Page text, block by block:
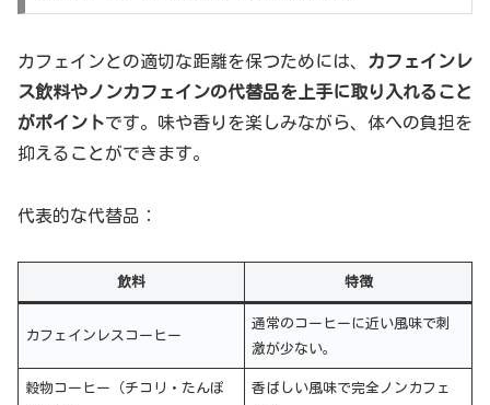
カフェインとの適切な距離を保つためには、
カフェインレ
ス飲料やノンカフェインの代替品を上手に取り入れること
がポイントです。味や香りを楽しみながら、体への負担を
抑えることができます。
代表的な代替品：
飲料 特徴
カフェインレスコーヒー
通常のコーヒーに近い風味で刺
激が少ない。
穀物コーヒー（チコリ・たんぽ
香ばしい風味で完全ノンカフェ